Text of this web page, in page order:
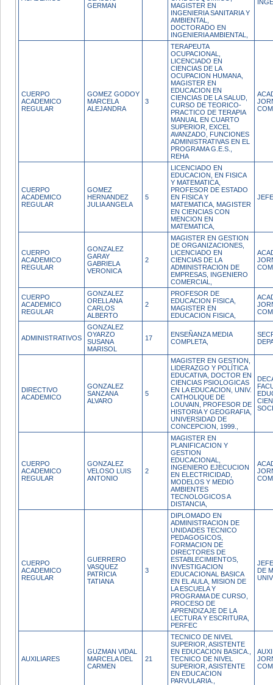
GERMAN
MAGISTER EN
INGENIERIA SANITARIA Y
AMBIENTAL,
DOCTORADO EN
INGENIERIA AMBIENTAL,
CUERPO
ACADEMICO
REGULAR
GOMEZ GODOY
MARCELA
ALEJANDRA
3
TERAPEUTA
OCUPACIONAL,
LICENCIADO EN
CIENCIAS DE LA
OCUPACION HUMANA,
MAGISTER EN
EDUCACION EN
CIENCIAS DE LA SALUD,
CURSO DE TEORICO-
PRACTICO DE TERAPIA
MANUAL EN CUARTO
SUPERIOR, EXCEL
AVANZADO, FUNCIONES
ADMINISTRATIVAS EN EL
PROGRAMA G.E.S.,
REHA
CUERPO
ACADEMICO
REGULAR
GOMEZ
HERNANDEZ
JULIA ANGELA
5
LICENCIADO EN
EDUCACION, EN FISICA
Y MATEMATICA,
PROFESOR DE ESTADO
EN FISICA Y
MATEMATICA, MAGISTER
EN CIENCIAS CON
MENCION EN
MATEMATICA,
CUERPO
ACADEMICO
REGULAR
GONZALEZ
GARAY
GABRIELA
VERONICA
2
MAGISTER EN GESTION
DE ORGANIZACIONES,
LICENCIADO EN
CIENCIAS DE LA
ADMINISTRACION DE
EMPRESAS, INGENIERO
COMERCIAL,
CUERPO
ACADEMICO
REGULAR
GONZALEZ
ORELLANA
CARLOS
ALBERTO
2
PROFESOR DE
EDUCACION FISICA,
MAGISTER EN
EDUCACION FISICA,
ADMINISTRATIVOS
GONZALEZ
OYARZO
SUSANA
MARISOL
17
ENSEÑANZA MEDIA
COMPLETA,
DIRECTIVO
ACADEMICO
GONZALEZ
SANZANA
ALVARO
5
MAGISTER EN GESTION,
LIDERAZGO Y POLÍTICA
EDUCATIVA, DOCTOR EN
CIENCIAS PSIOLOGICAS
EN LA EDUCACION, UNIV.
CATHOLIQUE DE
LOUVAIN, PROFESOR DE
HISTORIA Y GEOGRAFIA,
UNIVERSIDAD DE
CONCEPCION, 1999.,
CUERPO
ACADEMICO
REGULAR
GONZALEZ
VELOSO LUIS
ANTONIO
2
MAGISTER EN
PLANIFICACION Y
GESTION
EDUCACIONAL,
INGENIERO EJECUCION
EN ELECTRICIDAD,
MODELOS Y MEDIO
AMBIENTES
TECNOLOGICOS A
DISTANCIA,
CUERPO
ACADEMICO
REGULAR
GUERRERO
VASQUEZ
PATRICIA
TATIANA
3
DIPLOMADO EN
ADMINISTRACION DE
UNIDADES TECNICO
PEDAGOGICOS,
FORMACION DE
DIRECTORES DE
ESTABLECIMIENTOS,
INVESTIGACION
EDUCACIONAL BASICA
EN EL AULA, MISION DE
LA ESCUELA Y
PROGRAMA DE CURSO,
PROCESO DE
APRENDIZAJE DE LA
LECTURA Y ESCRITURA,
PERFEC
DE
AUXILIARES
GUZMAN VIDAL
MARCELA DEL
CARMEN
21
TECNICO DE NIVEL
SUPERIOR, ASISTENTE
EN EDUCACION BASICA.,
TECNICO DE NIVEL
SUPERIOR, ASISTENTE
EN EDUCACION
PARVULARIA.,